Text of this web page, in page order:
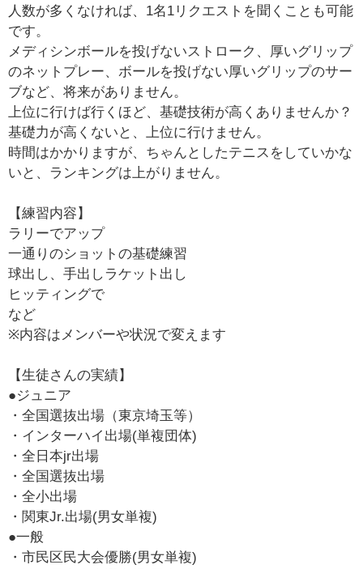
人数が多くなければ、1名1リクエストを聞くことも可能
です。
メディシンボールを投げないストローク、厚いグリップ
のネットプレー、ボールを投げない厚いグリップのサー
ブなど、将来がありません。
上位に行けば行くほど、基礎技術が高くありませんか？
基礎力が高くないと、上位に行けません。
時間はかかりますが、ちゃんとしたテニスをしていかな
いと、ランキングは上がりません。
【練習内容】
ラリーでアップ
一通りのショットの基礎練習
球出し、手出しラケット出し
ヒッティングで
など
※内容はメンバーや状況で変えます
【生徒さんの実績】
●ジュニア
・全国選抜出場（東京埼玉等）
・インターハイ出場(単複団体)
・全日本jr出場
・全国選抜出場
・全小出場
・関東Jr.出場(男女単複)
●一般
・市民区民大会優勝(男女単複)